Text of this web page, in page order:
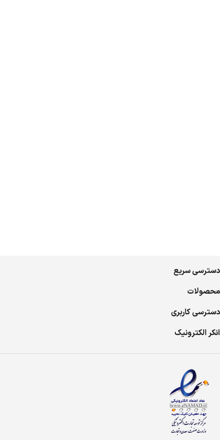
دسترسی سریع
محصولات
دسترسی کاربری
انکر الکترونیک